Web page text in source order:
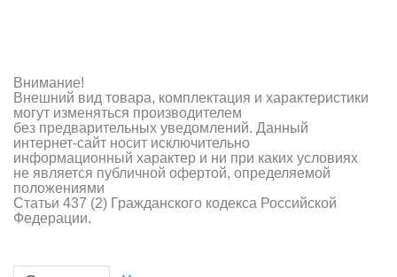
Зарядные устройства и блоки питания
Двигатели
Технические жидкости
Инструмент,измерительные приборы,расходники
Внимание!
Внешний вид товара, комплектация и характеристики
могут изменяться производителем
без предварительных уведомлений. Данный
интернет-сайт носит исключительно
информационный характер и ни при каких условиях
не является публичной офертой, определяемой
положениями
Статьи 437 (2) Гражданского кодекса Российской
Федерации.